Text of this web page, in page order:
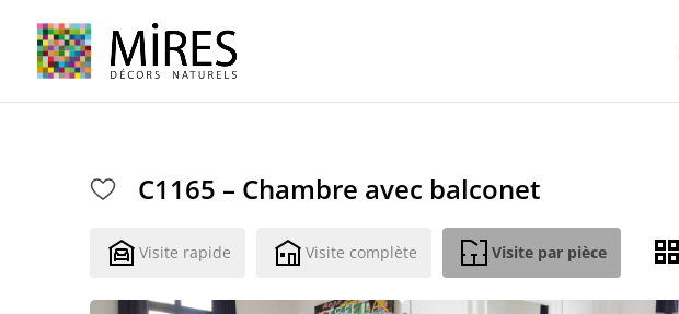
C1165 – Chambre avec balconet
Visite rapide Visite complète Visite par pièce